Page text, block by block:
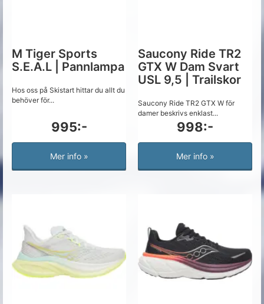
M Tiger Sports
S.E.A.L | Pannlampa
Hos oss på Skistart hittar du allt du
behöver för...
995:-
Mer info »
Saucony Ride TR2
GTX W Dam Svart
USL 9,5 | Trailskor
Saucony Ride TR2 GTX W för
damer beskrivs enklast...
998:-
Mer info »